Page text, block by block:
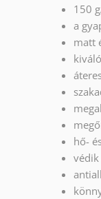
150
a
matt
hő-
védik